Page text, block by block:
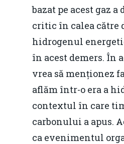
bazat pe acest gaz
critic în calea către
hidrogenul
în acest demers. În
vrea să menționez
aflăm într-o era a
contextul în care
carbonului a apus.
ca evenimentul